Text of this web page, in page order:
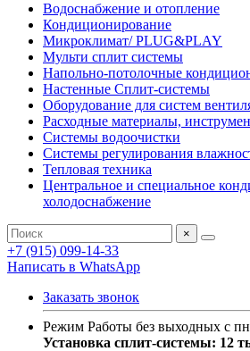
Водоснабжение и отопление
Кондиционирование
Микроклимат/ PLUG&PLAY
Мульти сплит системы
Напольно-потолочные
Настенные Сплит-системы
Оборудование для систем
Расходные материалы,
Системы водоочистки
Системы регулирования
Тепловая техника
Центральное и специальное
холодоснабжение
×
+7 (915) 099-14-33
Написать в WhatsApp
Заказать звонок
Режим Работы без выходных с
Установка сплит-системы: 12